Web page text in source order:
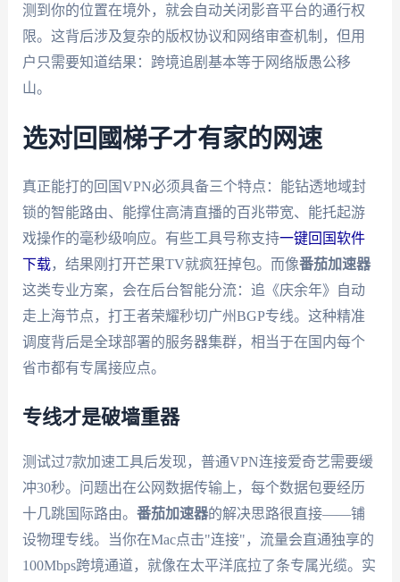
测到你的位置在境外，就会自动关闭影音平台的通行权
限。这背后涉及复杂的版权协议和网络审查机制，但用
户只需要知道结果：跨境追剧基本等于网络版愚公移
山。
选对回國梯子才有家的网速
真正能打的回国VPN必须具备三个特点：能钻透地域封
锁的智能路由、能撑住高清直播的百兆带宽、能托起游
戏操作的毫秒级响应。有些工具号称支持一键回国软件
下载，结果刚打开芒果TV就疯狂掉包。而像番茄加速器
这类专业方案，会在后台智能分流：追《庆余年》自动
走上海节点，打王者荣耀秒切广州BGP专线。这种精准
调度背后是全球部署的服务器集群，相当于在国内每个
省市都有专属接应点。
专线才是破墙重器
测试过7款加速工具后发现，普通VPN连接爱奇艺需要缓
冲30秒。问题出在公网数据传输上，每个数据包要经历
十几跳国际路由。 番茄加速器的解决思路很直接——铺
设物理专线。当你在Mac点击"连接"，流量会直通独享的
100Mbps跨境通道，就像在太平洋底拉了条专属光缆。实